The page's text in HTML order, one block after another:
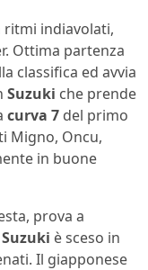
ritmi indiavolati,
Ottima partenza
classifica ed avvia
Suzuki che prende
curva 7 del primo
Migno, Oncu,
in buone
prova a
Suzuki è sceso in
Il giapponese